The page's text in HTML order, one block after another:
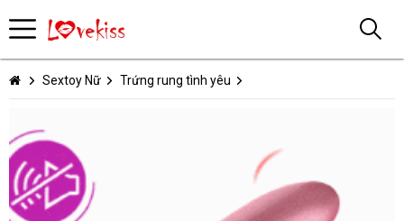
Sextoy Nữ Trứng rung tình yêu